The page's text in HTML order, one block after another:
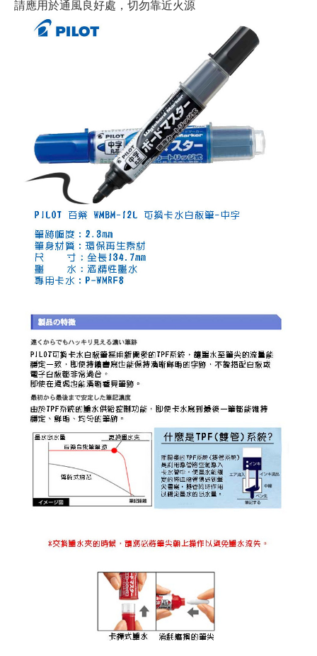
請應用於通風良好處，切勿靠近火源